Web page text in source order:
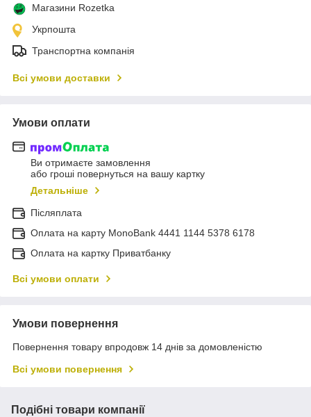
Магазини Rozetka
Укрпошта
Транспортна компанія
Всі умови доставки
Умови оплати
Ви отримаєте замовлення
або гроші повернуться на вашу картку
Детальніше
Післяплата
Оплата на карту MonoBank 4441 1144 5378 6178
Оплата на картку Приватбанку
Всі умови оплати
Умови повернення
Повернення товару впродовж 14 днів за домовленістю
Всі умови повернення
Подібні товари компанії